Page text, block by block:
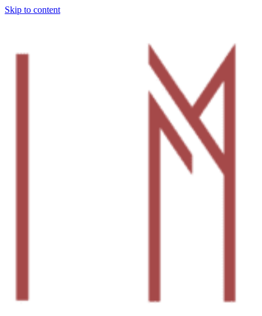
Skip to content